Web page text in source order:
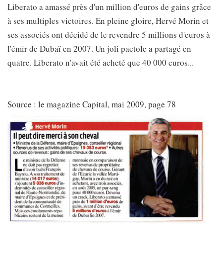
Liberato a amassé près d'un million d'euros de gains grâce
à ses multiples victoires. En pleine gloire, Hervé Morin et
ses associés ont décidé de le revendre 5 millions d'euros à
l'émir de Dubaï en 2007. Un joli pactole a partagé en
quatre. Liberato n'avait été acheté que 40 000 euros...
Source : le magazine Capital, mai 2009, page 78